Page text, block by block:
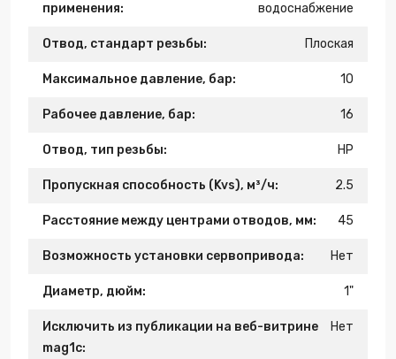
применения:
водоснабжение
Отвод, стандарт резьбы: Плоская
Максимальное давление, бар: 10
Рабочее давление, бар: 16
Отвод, тип резьбы: НР
Пропускная способность (Kvs), м³/ч: 2.5
Расстояние между центрами отводов, мм: 45
Возможность установки сервопривода: Нет
Диаметр, дюйм: 1"
Исключить из публикации на веб-витрине
mag1c:
Нет